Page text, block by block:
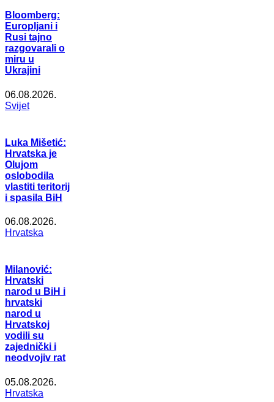
Bloomberg:
Europljani i
Rusi tajno
razgovarali o
miru u
Ukrajini
06.08.2026.
Svijet
Luka Mišetić:
Hrvatska je
Olujom
oslobodila
vlastiti teritorij
i spasila BiH
06.08.2026.
Hrvatska
Milanović:
Hrvatski
narod u BiH i
hrvatski
narod u
Hrvatskoj
vodili su
zajednički i
neodvojiv rat
05.08.2026.
Hrvatska